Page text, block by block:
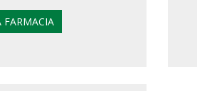
FARMACIA